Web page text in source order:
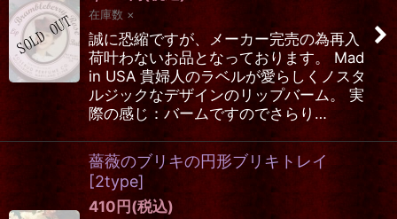
在庫数 ×
誠に恐縮ですが、メーカー完売の為再入
荷叶わないお品となっております。 Mad
in USA 貴婦人のラベルが愛らしくノスタ
ルジックなデザインのリップバーム。 実
際の感じ：バームですのでさらり…
薔薇のブリキの円形ブリキトレイ
[2type]
410 円 (税込)